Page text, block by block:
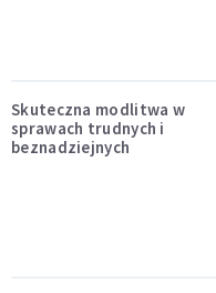
Skuteczna modlitwa w
sprawach trudnych i
beznadziejnych